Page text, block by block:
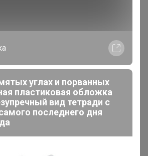
углах и порванных
пластиковая обложка
вид тетради с
последнего дня